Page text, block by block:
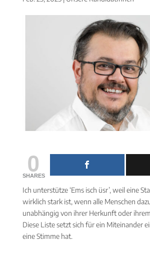
0
SHARES
Ich unterstütze ‘Ems isch üsr’, weil eine
wirklich stark ist, wenn alle Menschen
unabhängig von ihrer Herkunft oder
Diese Liste setzt sich für ein Miteinander
eine Stimme hat.